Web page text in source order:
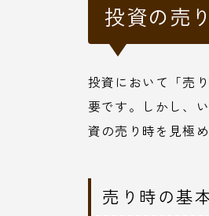
投資の売
投資において「売
要です。しかし、
資の売り時を見極
売り時の基